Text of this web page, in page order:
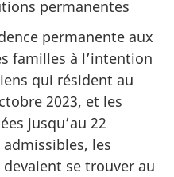
permanentes
permanente aux
familles à l’intention
qui résident au
2023, et les
jusqu’au 22
les
se trouver au